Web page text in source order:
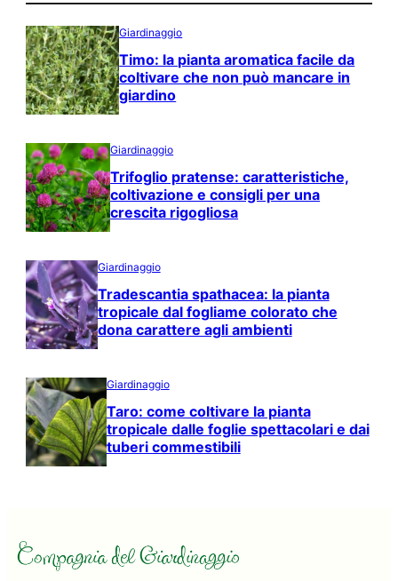
Giardinaggio
Timo: la pianta aromatica facile da
coltivare che non può mancare in
giardino
Giardinaggio
Trifoglio pratense: caratteristiche,
coltivazione e consigli per una
crescita rigogliosa
Giardinaggio
Tradescantia spathacea: la pianta
tropicale dal fogliame colorato che
dona carattere agli ambienti
Giardinaggio
Taro: come coltivare la pianta
tropicale dalle foglie spettacolari e dai
tuberi commestibili